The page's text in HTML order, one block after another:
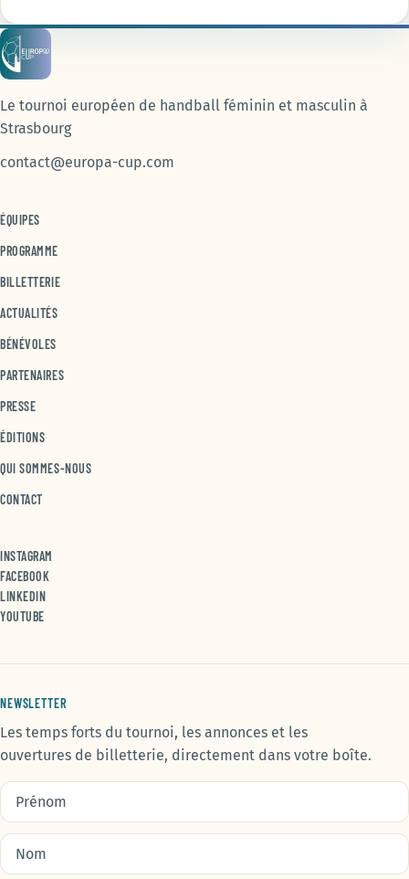
Le tournoi européen de handball féminin et masculin à
Strasbourg
contact@europa-cup.com
ÉQUIPES
PROGRAMME
BILLETTERIE
ACTUALITÉS
BÉNÉVOLES
PARTENAIRES
PRESSE
ÉDITIONS
QUI SOMMES-NOUS
CONTACT
INSTAGRAM
FACEBOOK(NOUVELLE FENÊTRE)
LINKEDIN(NOUVELLE FENÊTRE)
YOUTUBE(NOUVELLE FENÊTRE)
NEWSLETTER
Les temps forts du tournoi, les annonces et les
ouvertures de billetterie, directement dans votre boîte.
Prénom
Nom
Votre email